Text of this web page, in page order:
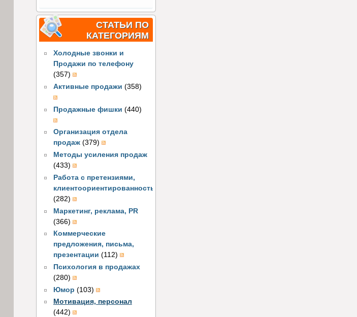
СТАТЬИ ПО
КАТЕГОРИЯМ
Холодные звонки и
Продажи по телефону
(357)
Активные продажи (358)
Продажные фишки (440)
Организация отдела
продаж (379)
Методы усиления продаж
(433)
Работа с претензиями,
клиентоориентированность
(282)
Маркетинг, реклама, PR
(366)
Коммерческие
предложения, письма,
презентации (112)
Психология в продажах
(280)
Юмор (103)
Мотивация, персонал
(442)